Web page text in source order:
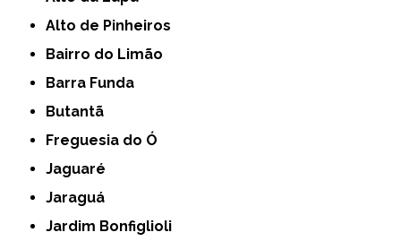
Alto de Pinheiros
Bairro do Limão
Barra Funda
Butantã
Freguesia do Ó
Jaguaré
Jaraguá
Jardim Bonfiglioli